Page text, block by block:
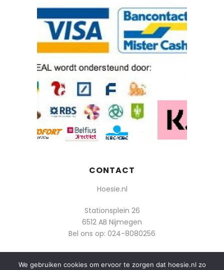
CONTACT
Hoesie.nl
Stationsplein 26
6512 AB Nijmegen
Bel ons op: 024-8080256
Of mail: info@hoesie.nl
We gebruiken cookies om ervoor te zorgen dat hoesie.nl zo